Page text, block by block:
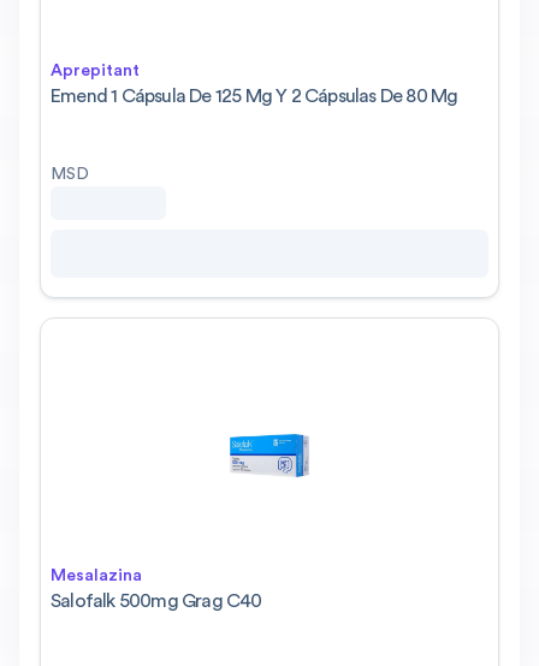
Aprepitant
Emend 1 Cápsula De 125 Mg Y 2 Cápsulas De 80 Mg
MSD
Mesalazina
Salofalk 500mg Grag C40